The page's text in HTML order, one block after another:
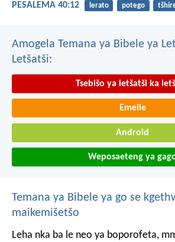
PESALEMA 40:12 lerato potego
Amogela Temana ya Bibele ya
Letšatši:
Tsebišo ya letšatši ka
Emeile
Android
Weposaeteng ya
Temana ya Bibele ya go se
maikemišetšo
Leha nka ba le neo ya boporofeta,